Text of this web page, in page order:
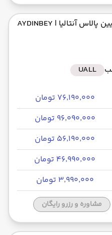
پالاس آنتالیا | AYDINBEY
UALL
۷۶٬۱۹۰٬۰۰۰ تومان
۹۶٬۰۹۰٬۰۰۰ تومان
۵۶٬۱۹۰٬۰۰۰ تومان
۴۶٬۹۹۰٬۰۰۰ تومان
۳٬۹۹۰٬۰۰۰ تومان
مشاوره و رزرو رایگان